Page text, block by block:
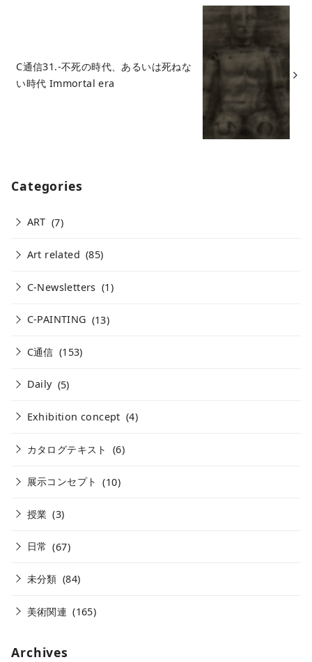
C通信31.-不死の時代、あるいは死ねな
い時代 Immortal era
Categories
ART (7)
Art related (85)
C-Newsletters (1)
C-PAINTING (13)
C通信 (153)
Daily (5)
Exhibition concept (4)
カタログテキスト (6)
展示コンセプト (10)
授業 (3)
日常 (67)
未分類 (84)
美術関連 (165)
Archives